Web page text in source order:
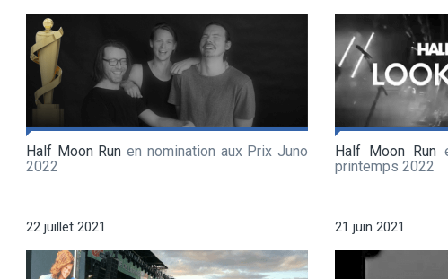
Half Moon Run en nomination aux Prix Juno
2022
Half Moon Run
printemps 2022
22 juillet 2021 21 juin 2021